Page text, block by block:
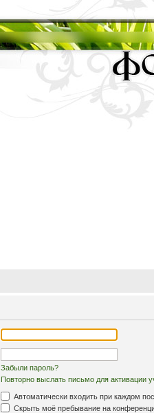
Забыли пароль?
Повторно выслать письмо для активации
Автоматически входить при каждом
Скрыть моё пребывание на